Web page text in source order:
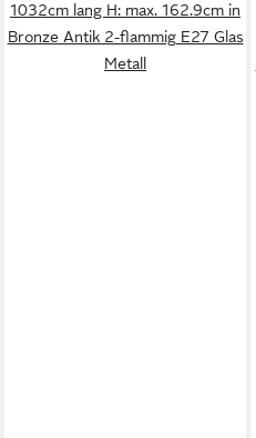
1032cm lang H: max. 162.9cm in
Bronze Antik 2-flammig E27 Glas
Metall